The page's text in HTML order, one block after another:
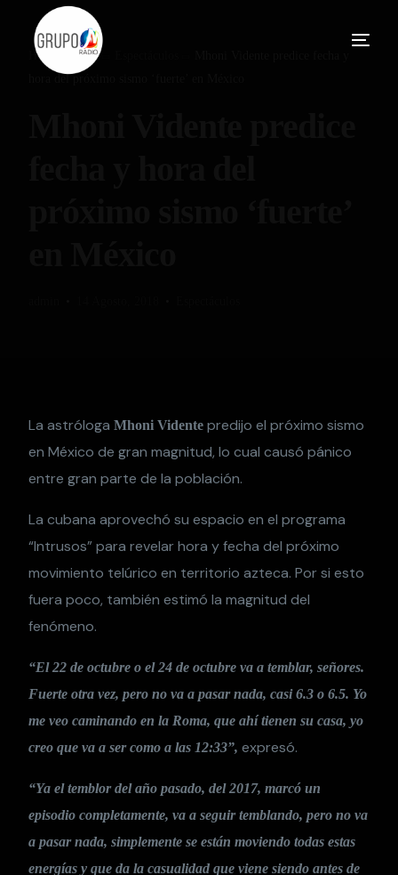
Home Blog
hora del próximo sismo ‘fuerte’ en México
La astrólogaMhoni Videntepredijo el próximo sismo
en México de gran magnitud, lo cual causó pánico
entre gran parte de la población.
La cubana aprovechó su espacio en el programa
“Intrusos” para revelar hora y fecha del próximo
movimiento telúrico en territorio azteca. Por si esto
fuera poco, también estimó la magnitud del
fenómeno.
“El 22 de octubre o el 24 de octubre va a temblar, señores.
Fuerte otra vez, pero no va a pasar nada, casi 6.3 o 6.5. Yo
me veo caminando en la Roma, que ahí tienen su casa, yo
creo que va a ser como a las 12:33”, expresó.
“Ya el temblor del año pasado, del 2017, marcó un
episodio completamente, va a seguir temblando, pero no va
a pasar nada, simplemente se están moviendo todas estas
energías y que da la casualidad que viene siendo antes de